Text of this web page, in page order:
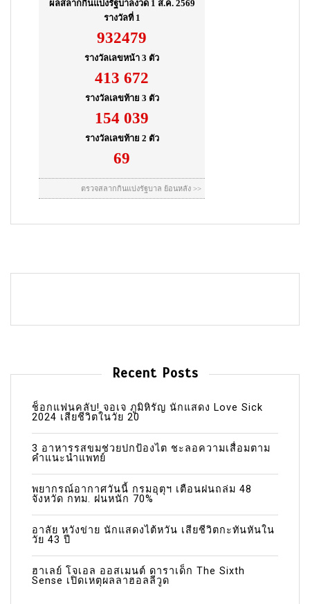
Recent Posts
ช็อกแฟนคลับ! จอเจ ภูมิหิรัญ นักแสดง Love Sick
2024 เสียชีวิตในวัย 20
3 อาหารรสขมช่วยปกป้องไต ชะลอความเสื่อมตาม
คำแนะนำแพทย์
พยากรณ์อากาศวันนี้ กรมอุตุฯ เตือนฝนถล่ม 48
จังหวัด กทม. ฝนหนัก 70%
อาลัย หวังข่าย นักแสดงไต้หวัน เสียชีวิตกะทันหันใน
วัย 43 ปี
ฮาเลย์ โจเอล ออสเมนต์ ดาราเด็ก The Sixth
Sense เปิดเหตุผลลาฮอลลีวูด